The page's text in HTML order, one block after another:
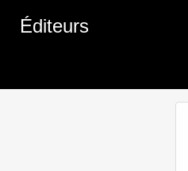
Éditeurs